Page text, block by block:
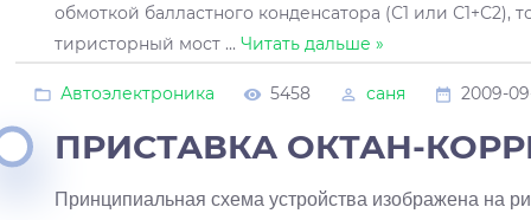
обмоткой балластного конденсатора (С1 или С1+С2),
тиристорный мост ...Читать дальше »
Автоэлектроника 5458 саня 2009-
ПРИСТАВКА ОКТАН-
Принципиальная схема устройства изображена на